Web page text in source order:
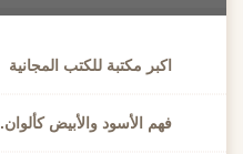
اكبر مكتبة للكتب المجانية
فهم الأسود والأبيض كألوان.